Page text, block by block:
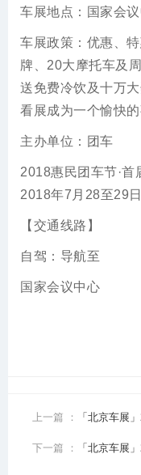
车展地点：国家会
车展政策：优惠、
牌、20大摩托车及
送免费冷饮及十万
看展成为一个愉快的
主办单位：团车
2018惠民团车节·
2018年7月28至29
【交通线路】
自驾：导航至
国家会议中心
上一篇 ： 「北京车展
下一篇 ： 「北京车展